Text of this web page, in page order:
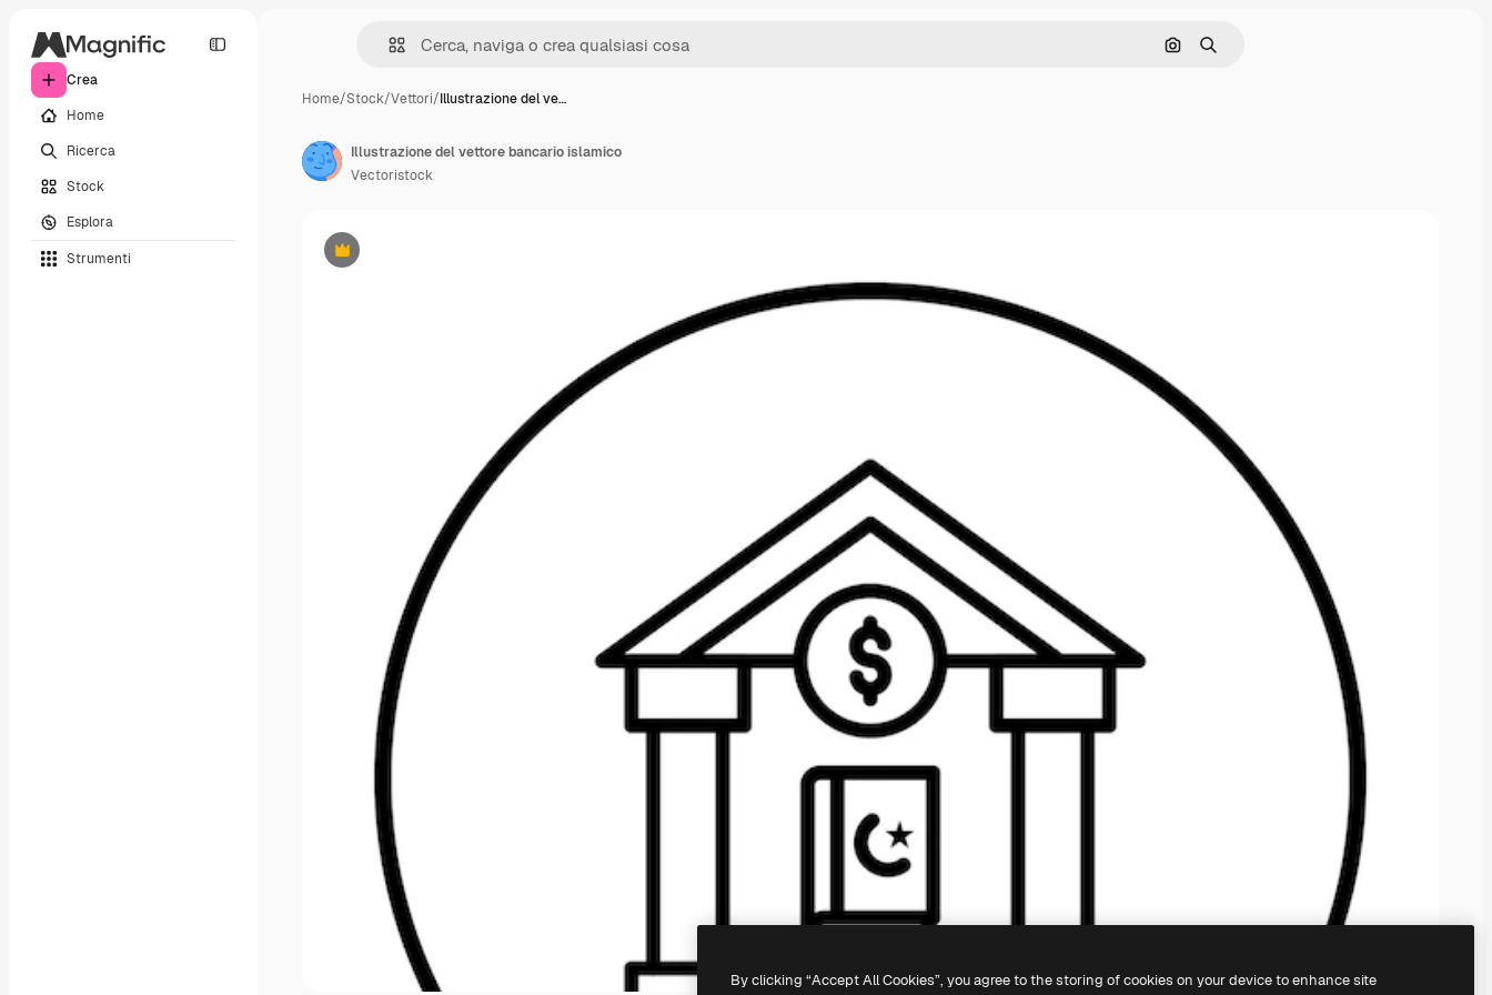
Crea
Home
Ricerca
Stock
Esplora
Strumenti
Cerca per immagine
Ricerca
Home/Stock/Vettori/Illustrazione del ve…
Premium
Illustrazione del vettore bancario islamico
Vectoristock
By clicking “Accept All Cookies”, you agree to the storing of cookies on your device to enhance site